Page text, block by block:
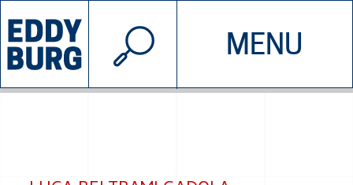
MENU
INIZIATIVE CHI SIAMO
© 2026 EDDYBURG